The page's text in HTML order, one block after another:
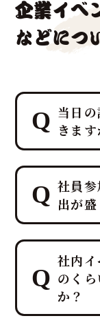
企業イベ
などにつ
当日
きます
はい、
さい！
間は最
ていた
みます
ホテル
トにし
く、設
ていた
社員
出が
プロの
一体感
大迫力
ョー」
験」レ
社内
のく
か？